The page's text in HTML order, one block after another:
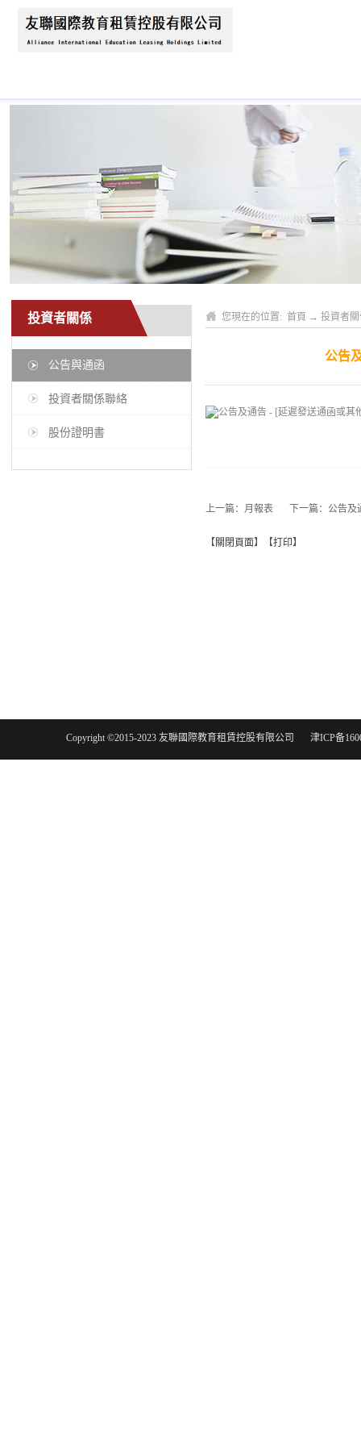
投資者關係
公告與通函
投資者關係聯絡
股份證明書
您現在的位置: 首頁 → 投資者
公告
上一篇： 月報表 下一篇： 公告及
【 關閉頁面】【打印】
Copyright ©2015-2023 友聯國際教育租賃控股有限公司 津ICP备